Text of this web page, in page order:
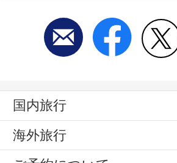
国内旅行
海外旅行